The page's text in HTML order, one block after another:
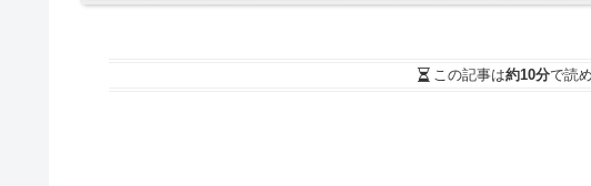
この記事は約10分で読